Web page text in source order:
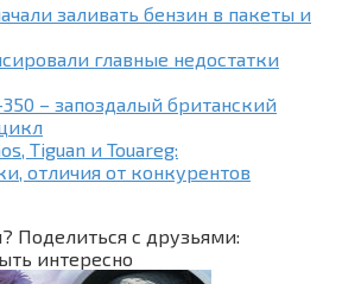
заливать бензин в пакеты и
главные недостатки
– запоздалый британский
Tiguan и Touareg:
отличия от конкурентов
Поделиться с друзьями:
интересно